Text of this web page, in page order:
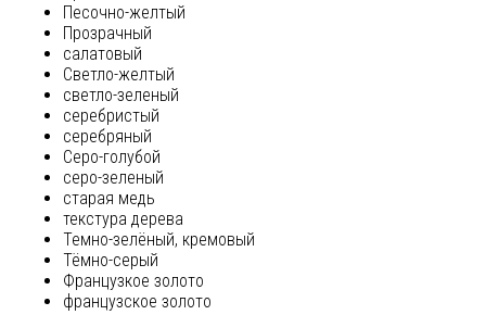
Песочно-желтый
Прозрачный
салатовый
Светло-желтый
светло-зеленый
серебристый
серебряный
Серо-голубой
серо-зеленый
старая медь
текстура дерева
Темно-зелёный, кремовый
Тёмно-серый
Французкое золото
французское золото